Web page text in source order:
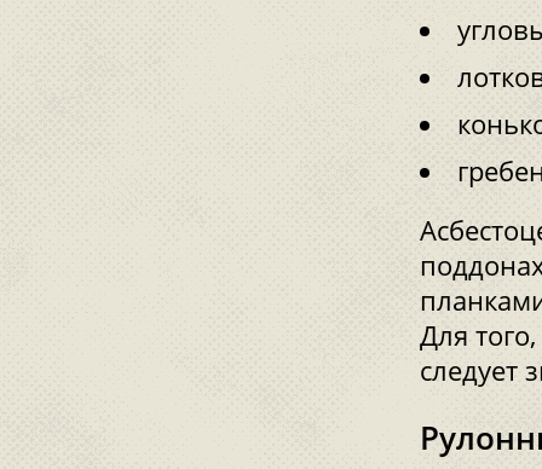
Для
следует